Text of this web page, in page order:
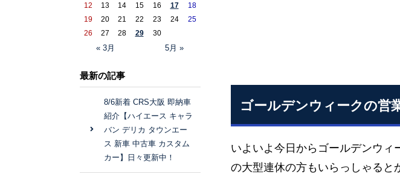
ゴールデンウィークの営
いよいよ今日からゴールデンウィ
の大型連休の方もいらっしゃると
« 3月 5月 »
12
13 14 15 16 17
18
19
20 21 22 23 24
25
26
27 28 29 30
最新の記事
8/6新着 CRS大阪 即納車
紹介【ハイエース キャラ
バン デリカ タウンエー
ス 新車 中古車 カスタム
カー】日々更新中！